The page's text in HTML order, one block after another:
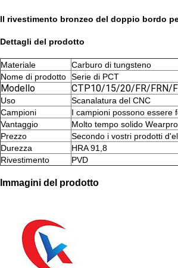
Il rivestimento bronzeo del doppio bordo
Dettagli del prodotto
Materiale
Carburo di tungsteno
Nome di prodotto Serie di PCT
Modello CTP10/15/20/FR/FRN/
Uso
Scanalatura del CNC
Campioni
I campioni possono essere
Vantaggio
Molto tempo solido
Prezzo
Secondo i vostri prodotti
Durezza
HRA 91,8
Rivestimento
PVD
Immagini del prodotto